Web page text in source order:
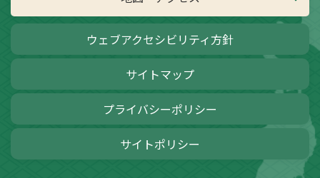
ウェブアクセシビリティ方針
サイトマップ
プライバシーポリシー
サイトポリシー